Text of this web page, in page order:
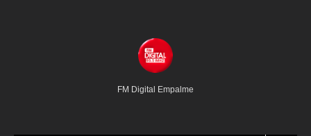
FM Digital Empalme